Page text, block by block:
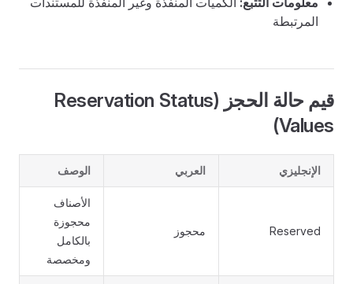
المرتبطة
قيم حالة الحجز (Reservation Status
Values)
الإنجليزي العربي الوصف
Reserved محجوز
الأصناف
محجوزة
بالكامل
ومخصصة